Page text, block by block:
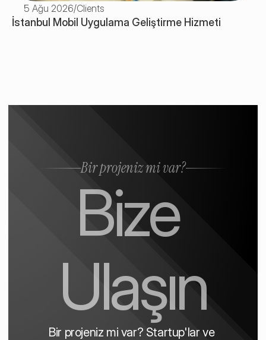
5 Ağu 2026/Clients
İstanbul Mobil Uygulama Geliştirme Hizmeti
Bir projeniz mi var?
Bize
Ulaşın
Bir projeniz mi var? Startup'lar ve